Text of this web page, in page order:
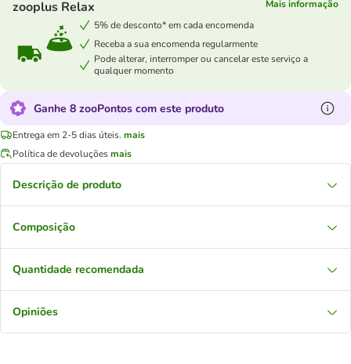
zooplus Relax
Mais informação
5% de desconto* em cada encomenda
Receba a sua encomenda regularmente
Pode alterar, interromper ou cancelar este serviço a
qualquer momento
Ganhe 8 zooPontos com este produto
Entrega em 2-5 dias úteis. mais
Política de devoluçõesmais
Descrição de produto
Composição
Quantidade recomendada
Opiniões